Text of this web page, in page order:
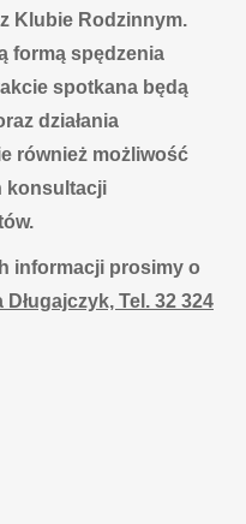
Klubie Rodzinnym.
formą spędzenia
spotkana będą
działania
również możliwość
konsultacji
informacji prosimy o
Długajczyk, Tel. 32 324